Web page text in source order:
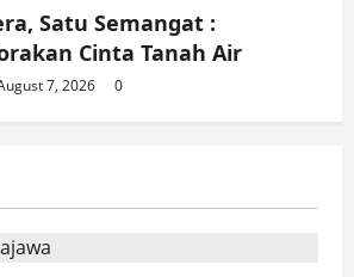
Satu Semangat :
Cinta Tanah Air
7, 2026 0